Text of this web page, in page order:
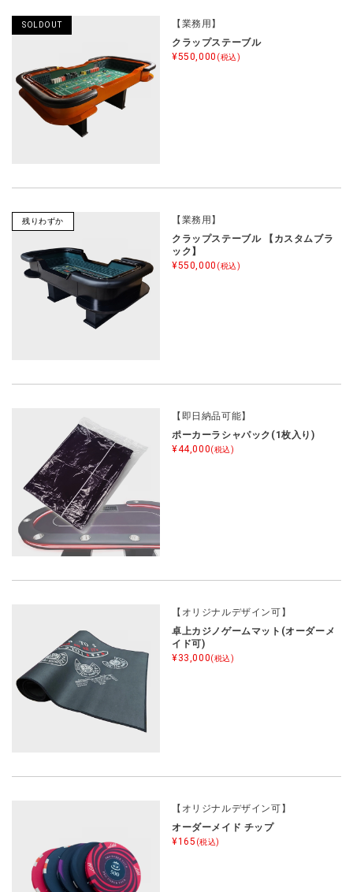
SOLDOUT
【業務用】
クラップステーブル
¥550,000 (税込)
残りわずか
【業務用】
クラップステーブル 【カスタムブラ
ック】
¥550,000 (税込)
【即日納品可能】
ポーカーラシャパック(1枚入り)
¥44,000(税込)
【オリジナルデザイン可】
卓上カジノゲームマット(オーダーメ
イド可)
¥33,000(税込)
【オリジナルデザイン可】
オーダーメイド チップ
¥165 (税込)